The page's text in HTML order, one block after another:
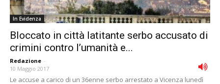
In Evidenza
Bloccato in città latitante serbo accusato di
crimini contro l’umanità e...
Redazione -
10 Maggio 2017
Le accuse a carico di un 36enne serbo arrestato a Vicenza lunedì